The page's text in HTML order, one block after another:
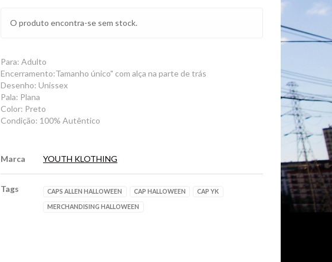
O produto encontra-se sem stock.
Para: Adulto
Encerramento:Tamanho único" com alça na parte de trás
Desenho: Unissex
Pala: Plana
Color: Preto
Condição: 100% Autêntico
Marca YOUTH KLOTHING
Tags CAPS ALLEN HALLOWEEN CAP HALLOWEEN CAP YK
MERCHANDISING HALLOWEEN